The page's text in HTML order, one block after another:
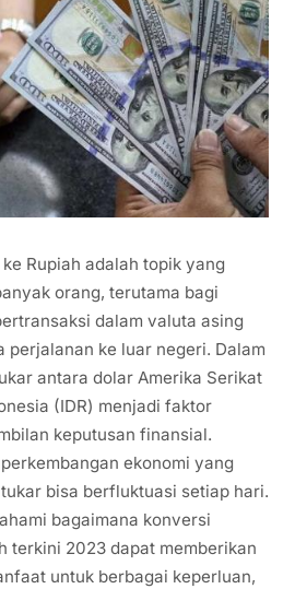
Rupiah adalah topik yang
orang, terutama bagi
dalam valuta asing
perjalanan ke luar negeri. Dalam
antara dolar Amerika Serikat
(IDR) menjadi faktor
keputusan finansial.
ekonomi yang
bisa berfluktuasi setiap hari.
bagaimana konversi
terkini 2023 dapat memberikan
untuk berbagai keperluan,